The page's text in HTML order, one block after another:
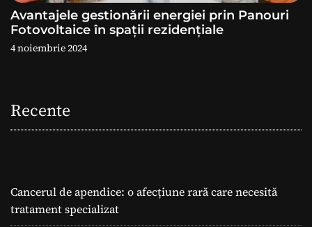
Avantajele gestionării energiei prin Panouri
Fotovoltaice în spații rezidențiale
4 noiembrie 2024
Recente
Cancerul de apendice: o afecțiune rară care necesită
tratament specializat